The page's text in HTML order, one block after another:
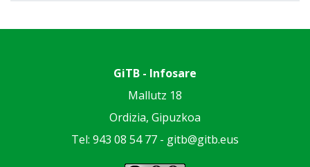
GiTB - Infosare
Mallutz 18
Ordizia, Gipuzkoa
Tel: 943 08 54 77 - gitb@gitb.eus